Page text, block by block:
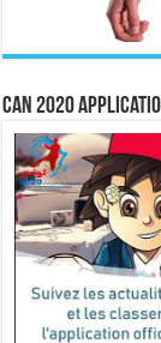
CAN 2020